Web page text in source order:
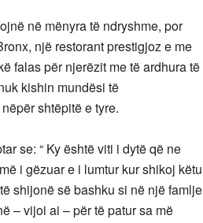
në mënyra të ndryshme, por
një restorant prestigjoz e me
falas për njerëzit me të ardhura të
kishin mundësi të
shtëpitë e tyre.
se: “ Ky është viti i dytë që ne
i gëzuar e i lumtur kur shikoj këtu
shijonë së bashku si në një famlje
– vijoi ai – për të patur sa më